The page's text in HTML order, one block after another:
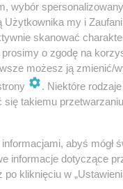
wybór
Użytkownika my i
skanować
o zgodę na
możesz ją
. Niektóre
takiemu
abyś
informacje dotyczące
po kliknięciu w